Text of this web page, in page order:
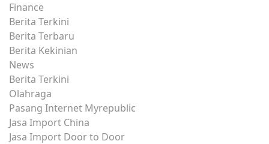
Finance
Berita Terkini
Berita Terbaru
Berita Kekinian
News
Berita Terkini
Olahraga
Pasang Internet Myrepublic
Jasa Import China
Jasa Import Door to Door